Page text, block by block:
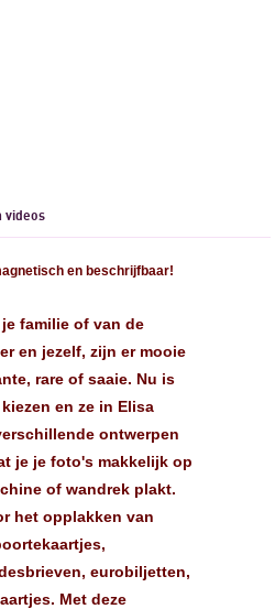
videos
en beschrijfbaar!
familie of van de
en jezelf, zijn er mooie
rare of saaie. Nu is
en ze in Elisa
ontwerpen
je je foto's makkelijk op
of wandrek plakt.
het opplakken van
eurobiljetten,
Met deze